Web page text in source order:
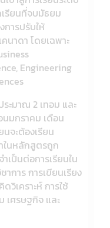
รียนที่จบมัธยม
ารปรับให้
นาดา โดยเฉพาะ
Engineering
ะมาณ 2 เทอม และ
นมกราคม เดือน
จะต้องเรียน
ในหลักสูตรถูก
เป็นต่อการเรียนใน
าการ การเขียนเรียง
วิเคราะห์ การใช้
เศรษฐกิจ และ